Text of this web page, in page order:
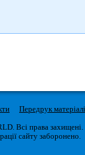
Передрук
Всі права захищені.
сайту заборонено.